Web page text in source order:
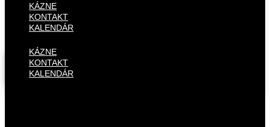
KÁZNE
KONTAKT
KALENDÁR
KÁZNE
KONTAKT
KALENDÁR